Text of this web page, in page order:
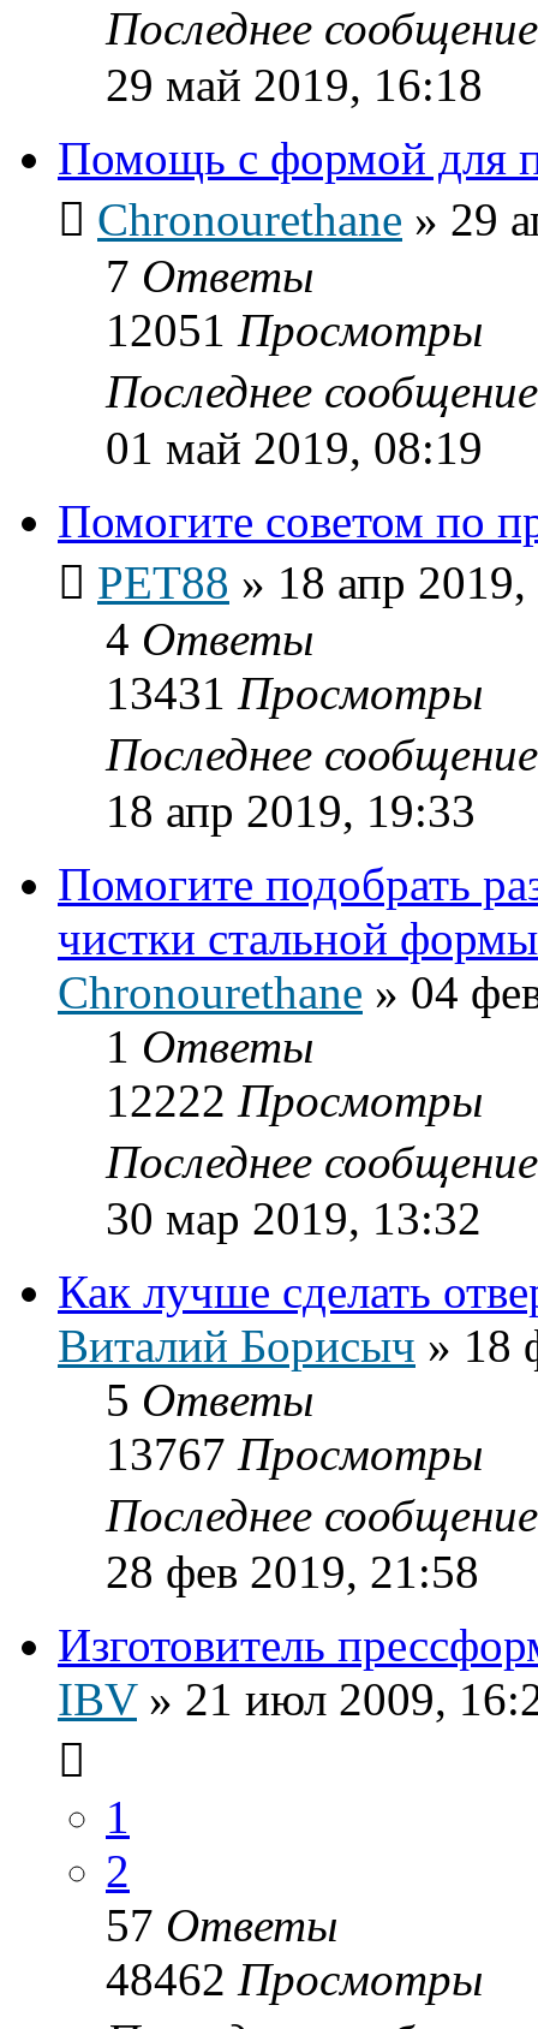
Последнее
29 май 2019, 16:18
Помощь с формой для
Chronourethane » 29
7 Ответы
12051 Просмотры
Последнее
01 май 2019, 08:19
Помогите советом по
PET88 » 18 апр
4 Ответы
13431 Просмотры
Последнее
18 апр 2019, 19:33
Помогите подобрать
чистки стальной формы
Chronourethane » 04
1 Ответы
12222 Просмотры
Последнее
30 мар 2019, 13:32
Как лучше сделать
Виталий Борисыч » 18
5 Ответы
13767 Просмотры
Последнее
28 фев 2019, 21:58
Изготовитель
IBV» 21 июл 2009,
1
2
57 Ответы
48462 Просмотры